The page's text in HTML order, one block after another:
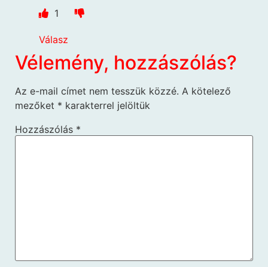
1
Válasz
Vélemény, hozzászólás?
Az e-mail címet nem tesszük közzé. A kötelező
mezőket * karakterrel jelöltük
Hozzászólás *